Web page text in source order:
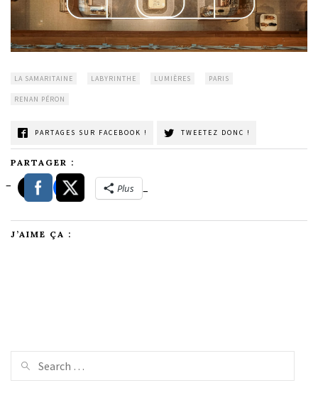
LA SAMARITAINE LABYRINTHE LUMIÈRES PARIS
RENAN PÉRON
PARTAGES SUR FACEBOOK ! TWEETEZ DONC !
PARTAGER :
Plus
J’AIME ÇA :